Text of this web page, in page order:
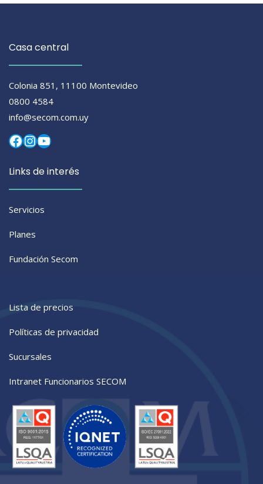
Casa central
Colonia 851, 11100 Montevideo
0800 4584
info@secom.com.uy
Facebook
Instagram
YouTube
Links de interés
Servicios
Planes
Fundación Secom
Lista de precios
Políticas de privacidad
Sucursales
Intranet Funcionarios SECOM